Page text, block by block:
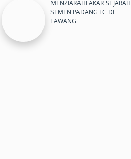
MENZIARAHI AKAR SEJARAH
SEMEN PADANG FC DI
LAWANG